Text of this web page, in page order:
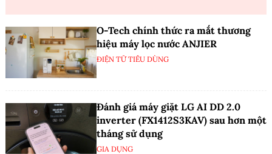
O-Tech chính thức ra mắt thương
hiệu máy lọc nước ANJIER
ĐIỆN TỬ TIÊU DÙNG
Đánh giá máy giặt LG AI DD 2.0
inverter (FX1412S3KAV) sau hơn một
tháng sử dụng
GIA DỤNG